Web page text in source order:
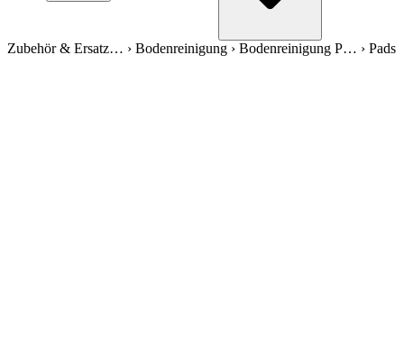
Zubehör & Ersatz… › Bodenreinigung › Bodenreinigung P… › Pads